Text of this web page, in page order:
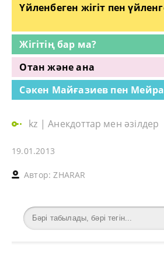
Үйленбеген жігіт пен
Жігітің бар ма?
Отан және ана
Сәкен Майғазиев пен
kz |Анекдоттар мен әзілдер
19.01.2013
Автор:ZHARAR